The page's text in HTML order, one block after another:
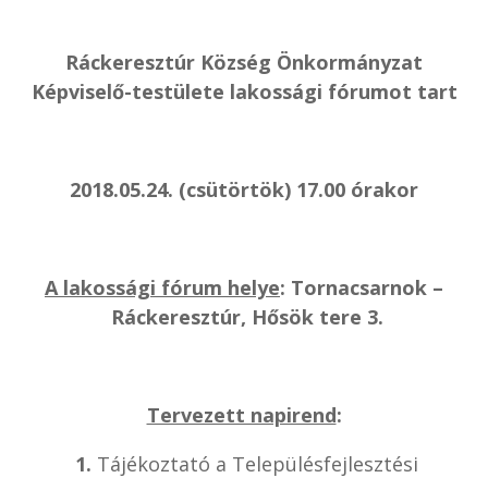
Ráckeresztúr Község Önkormányzat
Képviselő-testülete lakossági fórumot tart
2018.05.24. (csütörtök) 17.00 órakor
A lakossági fórum helye: Tornacsarnok –
Ráckeresztúr, Hősök tere 3.
Tervezett napirend:
1. Tájékoztató a Településfejlesztési